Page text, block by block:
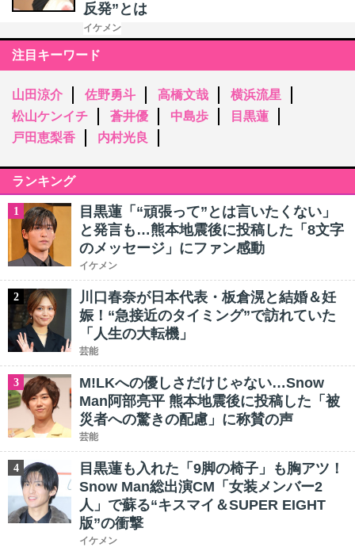
反発”とは
イケメン
注目キーワード
山田涼介 佐野勇斗 高橋文哉
横浜流星
松山ケンイチ
蒼井優 中島歩
目黒蓮
戸田恵梨香
内村光良
ランキング
1
目黒蓮「“頑張って”とは言いたくない」
と発言も…熊本地震後に投稿した「8文字
のメッセージ」にファン感動
イケメン
2
川口春奈が日本代表・板倉滉と結婚＆妊
娠！“急接近のタイミング”で訪れていた
「人生の大転機」
芸能
3
M!LKへの優しさだけじゃない…Snow
Man阿部亮平 熊本地震後に投稿した「被
災者への驚きの配慮」に称賛の声
芸能
4
目黒蓮も入れた「9脚の椅子」も胸アツ！
Snow Man総出演CM「女装メンバー2
人」で蘇る“キスマイ＆SUPER EIGHT
版”の衝撃
イケメン